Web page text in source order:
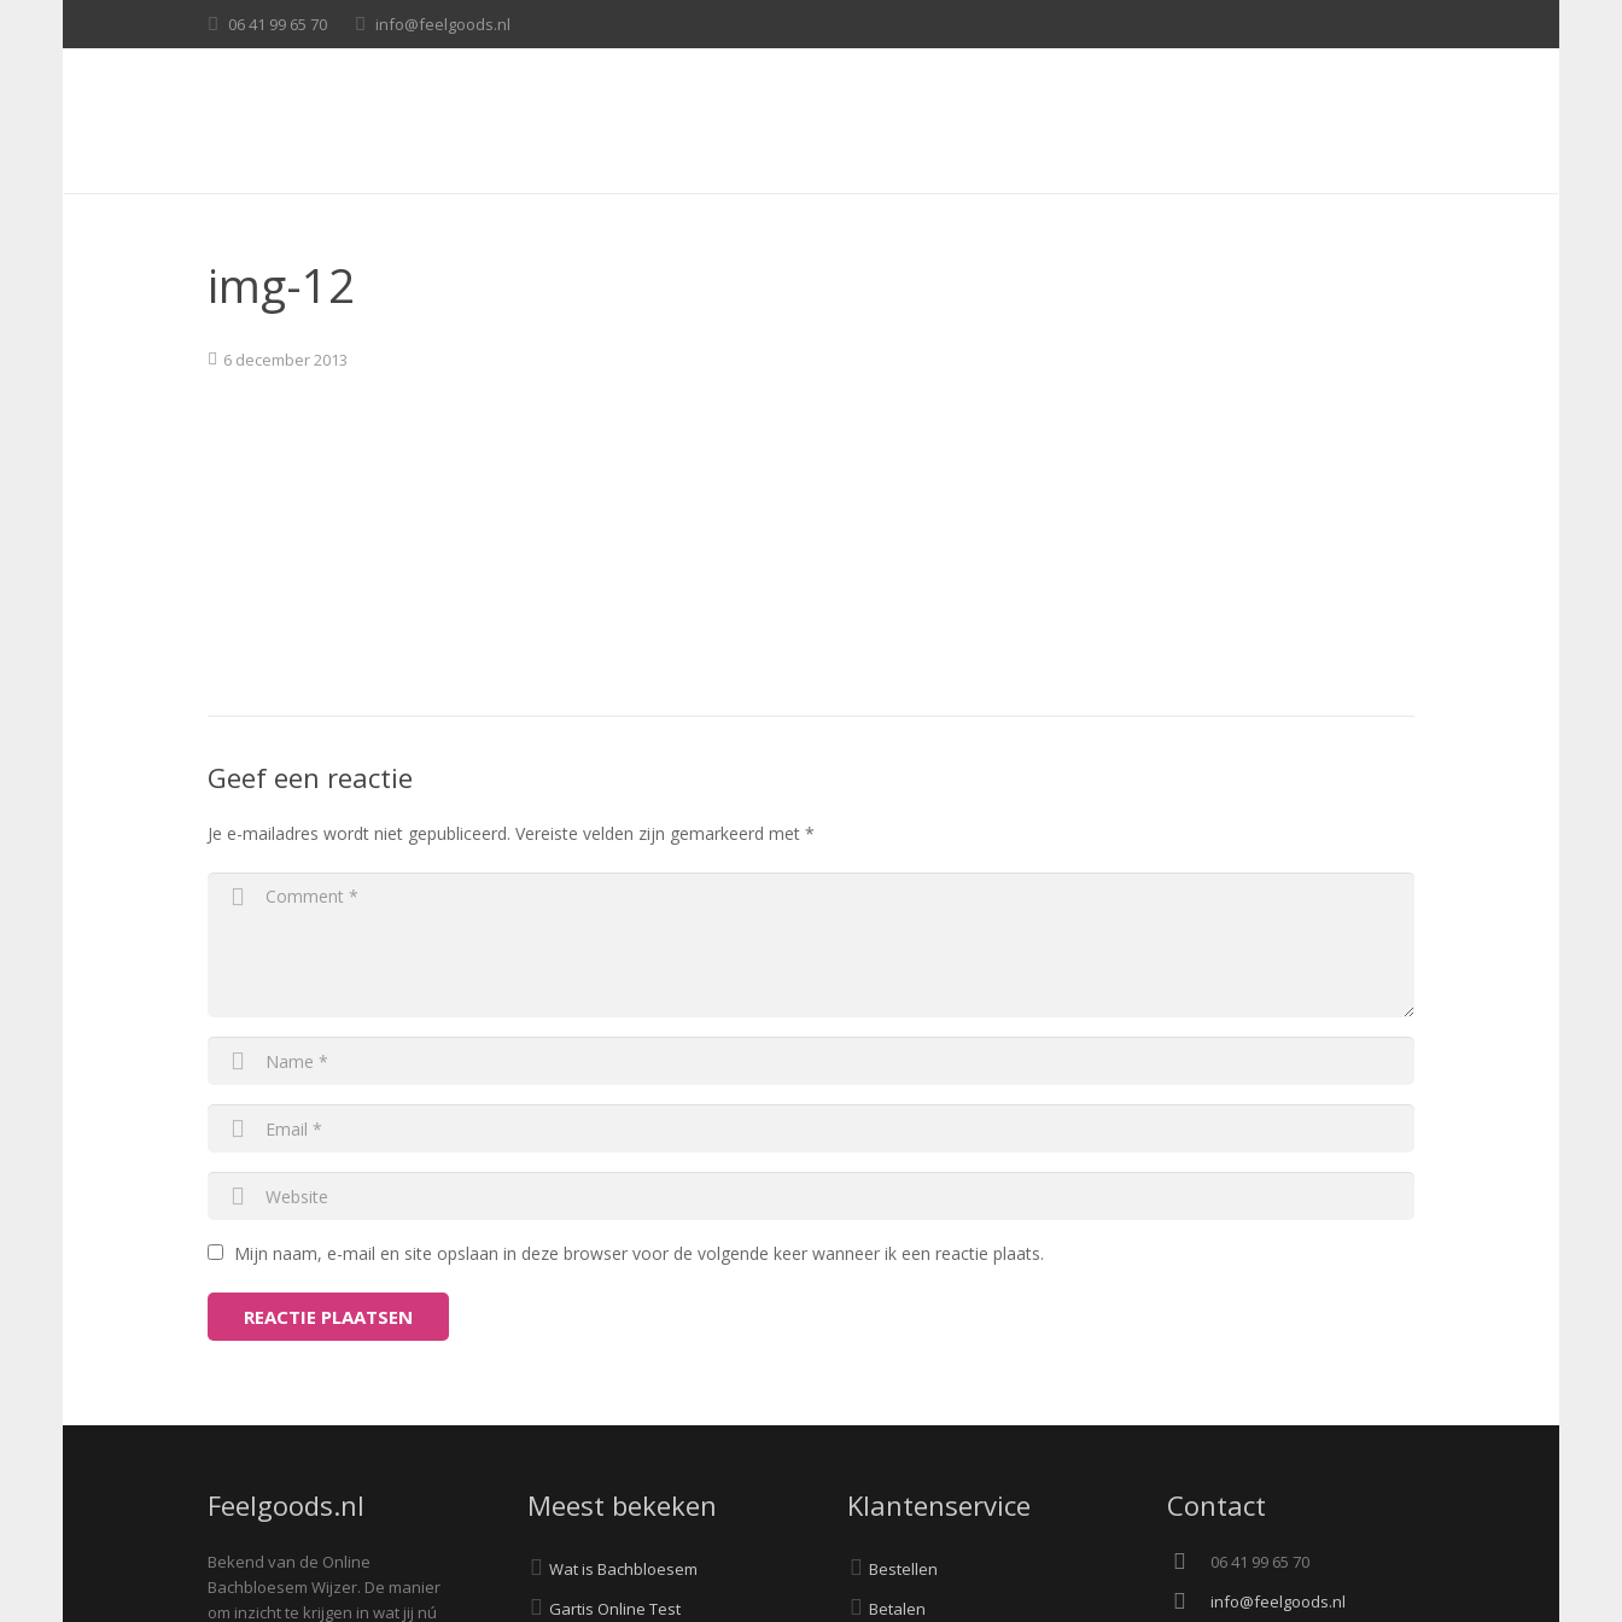
06 41 99 65 70 info@feelgoods.nl
img-12
6 december 2013
Geef een reactie
Je e-mailadres wordt niet gepubliceerd. Vereiste velden zijn gemarkeerd met *
Mijn naam, e-mail en site opslaan in deze browser voor de volgende keer wanneer ik een reactie plaats.
Feelgoods.nl
Bekend van de Online
Bachbloesem Wijzer. De manier
om inzicht te krijgen in wat jij nú
Meest bekeken
Wat is Bachbloesem
Gartis Online Test
Klantenservice
Bestellen
Betalen
Contact
06 41 99 65 70
info@feelgoods.nl